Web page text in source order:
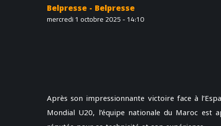
Belpresse - Belpresse
mercredi 1 octobre 2025 - 14:10
Après son impressionnante victoire face à
Mondial U20, l’équipe nationale du Maroc